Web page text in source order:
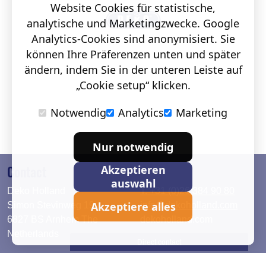
Contact
Deko Holland
Simon Stevinweg 19
6827 BS Arnhem The
Netherlands
T. +31 (0)26 384 90 80
info@dekoholland.com
dekoholland.com
Website Cookies für statistische,
analytische und Marketingzwecke. Google
Analytics-Cookies sind anonymisiert. Sie
können Ihre Präferenzen unten und später
ändern, indem Sie in der unteren Leiste auf
„Cookie setup“ klicken.
Notwendig
Analytics Marketing
Nur notwendig
Akzeptieren
auswahl
Akzeptiere alles